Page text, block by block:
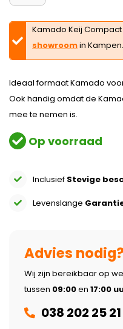
Kamado Keij
showroomin Kampen.
Ideaal formaat Kamado
Ook handig omdat de
mee te nemen is.
Op voorraad
Inclusief Stevige
Levenslange
Advies nodig?
Wij zijn bereikbaar op
tussen 09:00en 17:00
038 202 25 21